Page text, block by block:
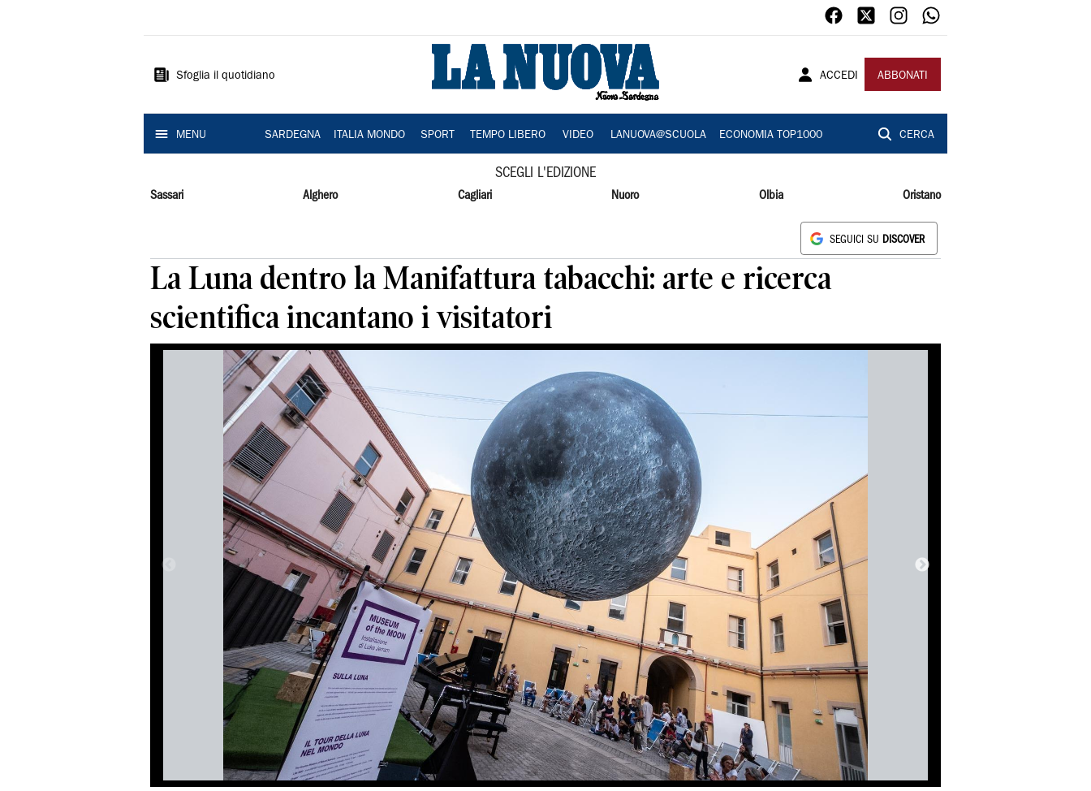
Sardegna
Sfoglia il quotidiano ACCEDI ABBONATI
MENU SARDEGNA ITALIA MONDO SPORT TEMPO LIBERO VIDEO LANUOVA@SCUOLA ECONOMIA TOP1000 CERCA
SCEGLI L'EDIZIONE
Sassari Alghero Cagliari Nuoro Olbia Oristano
SEGUICI SU DISCOVER
La Luna dentro la Manifattura tabacchi: arte e ricerca
scientifica incantano i visitatori